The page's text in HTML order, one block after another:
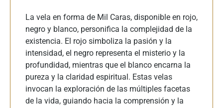
La vela en forma de Mil Caras, disponible en rojo,
negro y blanco, personifica la complejidad de la
existencia. El rojo simboliza la pasión y la
intensidad, el negro representa el misterio y la
profundidad, mientras que el blanco encarna la
pureza y la claridad espiritual. Estas velas
invocan la exploración de las múltiples facetas
de la vida, guiando hacia la comprensión y la